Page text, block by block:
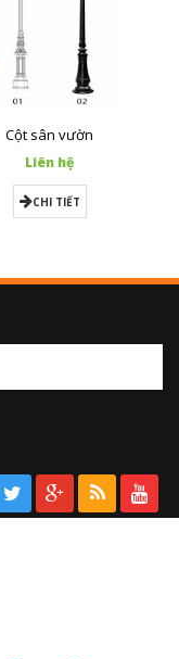
Cột sân vườn
Liên hệ
CHI TIẾT